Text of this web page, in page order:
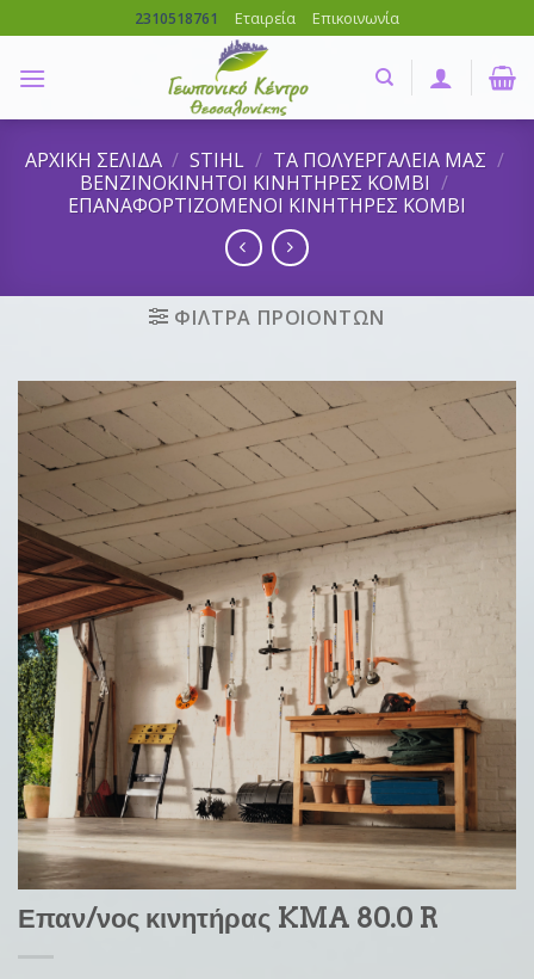
to
content
2310518761 Εταιρεία Επικοινωνία
ΑΡΧΙΚΗ ΣΕΛΙΔΑ / STIHL / ΤΑ ΠΟΛΥΕΡΓΑΛΕΙΑ ΜΑΣ /
ΒΕΝΖΙΝΟΚΙΝΗΤΟΙ ΚΙΝΗΤΗΡΕΣ KOMBI /
ΕΠΑΝΑΦΟΡΤΙΖΟΜΕΝΟΙ ΚΙΝΗΤΗΡΕΣ ΚOMBI
ΦΙΛΤΡΑ ΠΡΟΙΟΝΤΩΝ
Επαν/νος κινητήρας KMA 80.0 R